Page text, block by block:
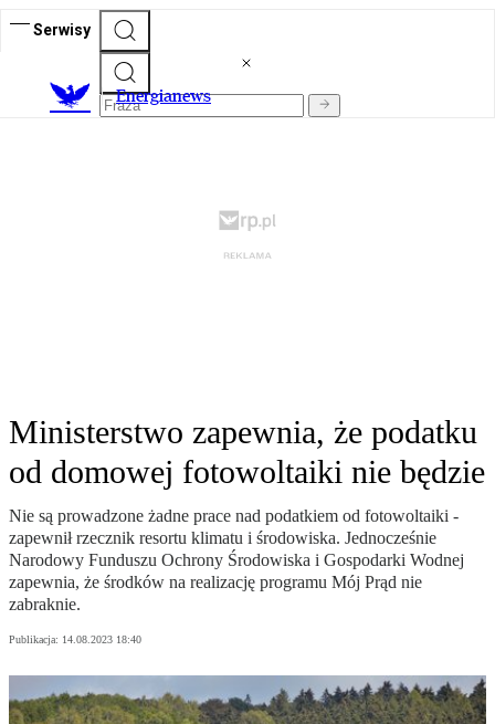
Serwisy
Energianews
Ministerstwo zapewnia, że podatku
od domowej fotowoltaiki nie będzie
Nie są prowadzone żadne prace nad podatkiem od fotowoltaiki -
zapewnił rzecznik resortu klimatu i środowiska. Jednocześnie
Narodowy Funduszu Ochrony Środowiska i Gospodarki Wodnej
zapewnia, że środków na realizację programu Mój Prąd nie
zabraknie.
Publikacja: 14.08.2023 18:40